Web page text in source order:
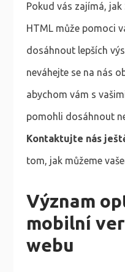
Pokud vás zajímá, jak
HTML může pomoci
dosáhnout lepších
neváhejte se na nás
abychom vám s
pomohli dosáhnout
Kontaktujte nás
tom, jak můžeme
Význam
mobilní
webu